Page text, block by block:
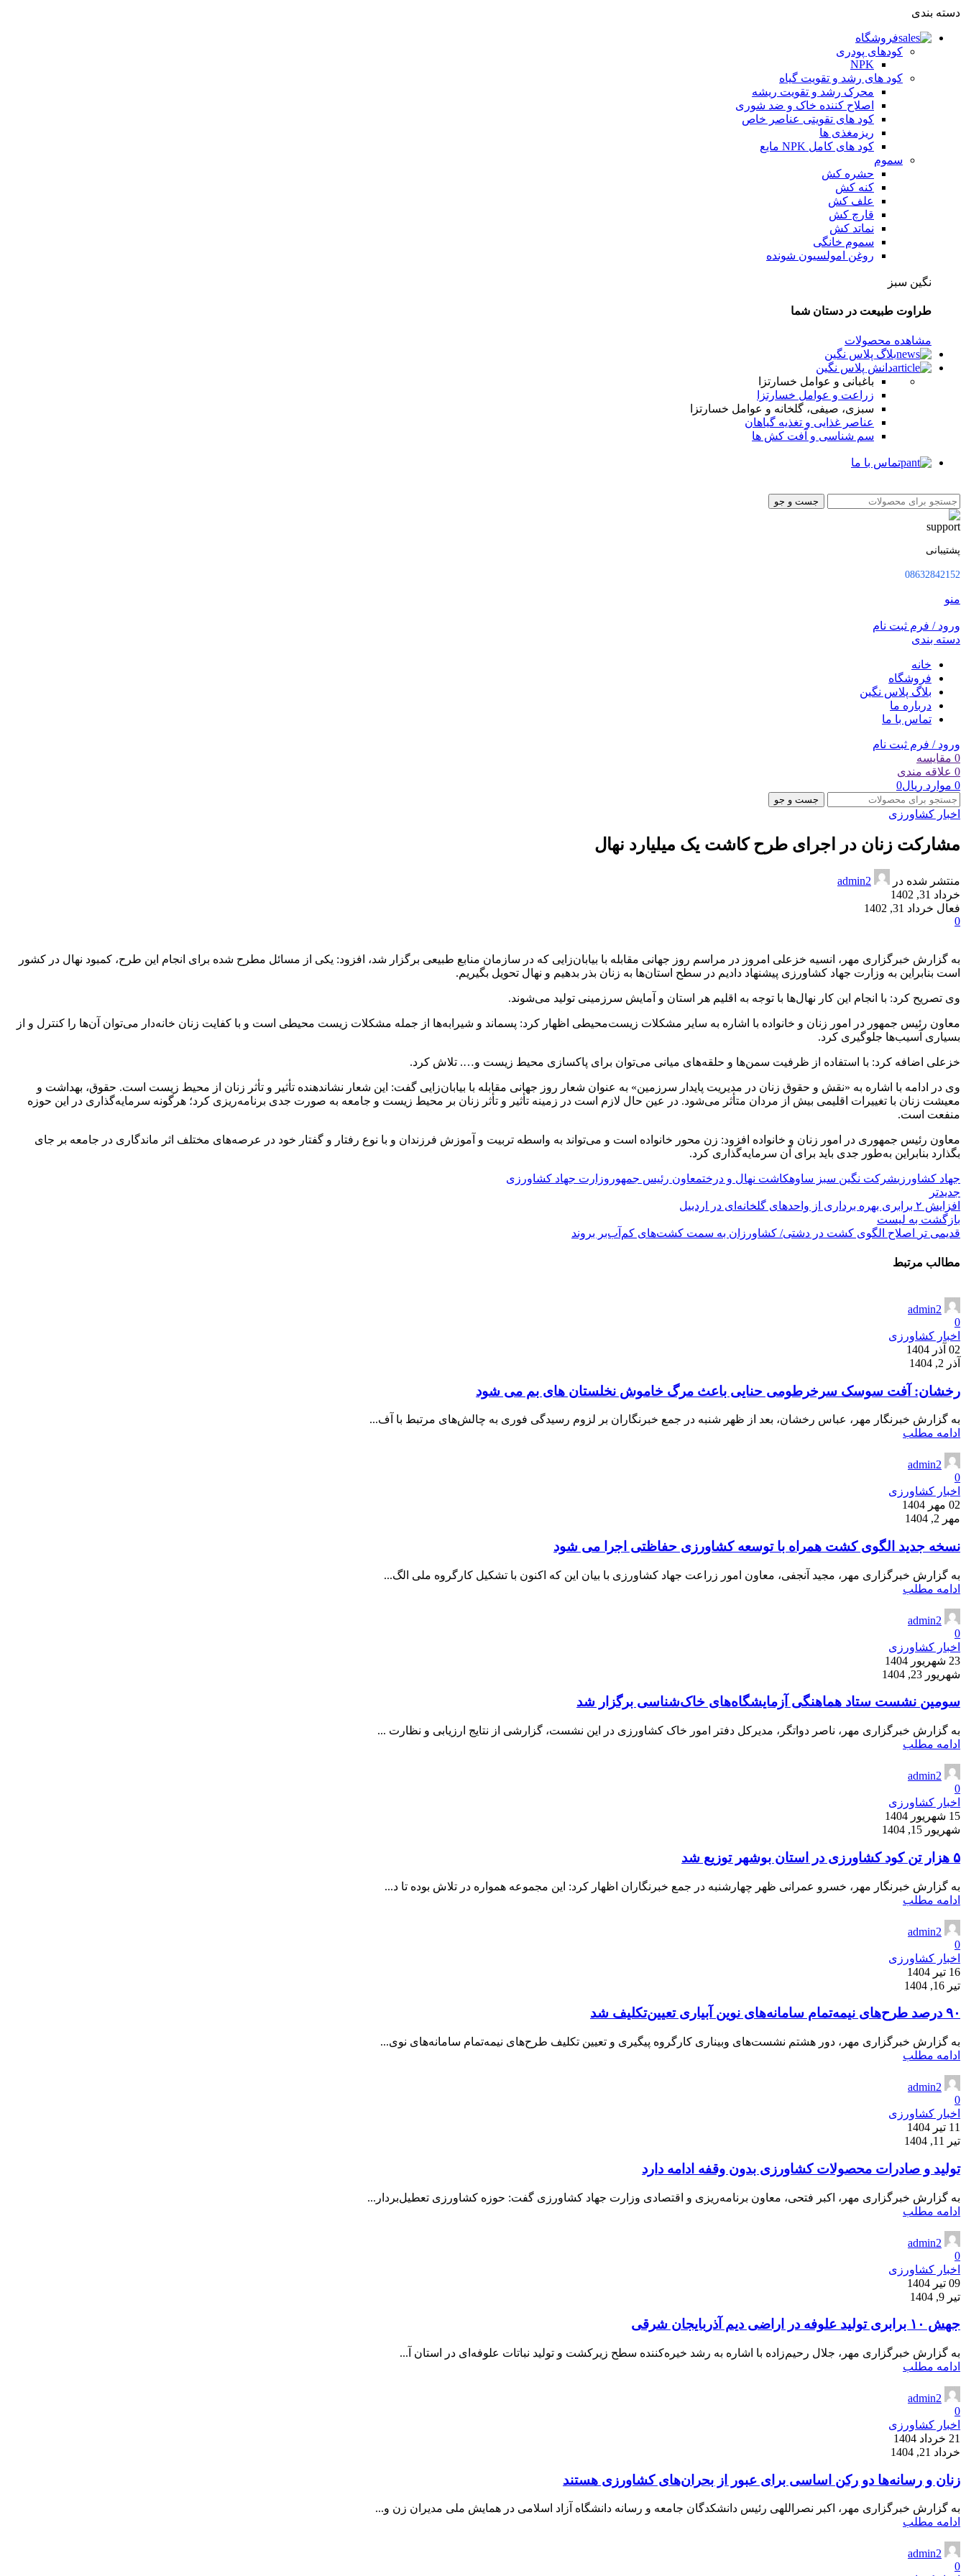
دسته بندی
فروشگاه
کودهای پودری
NPK
کود های رشد و تقویت گیاه
محرک رشد و تقویت ریشه
اصلاح کننده خاک و ضد شوری
کود های تقویتی عناصر خاص
ریزمغذی ها
کود های کامل NPK مایع
سموم
حشره کش
کنه کش
علف کش
قارچ کش
نماتد کش
سموم خانگی
روغن امولسیون شونده
نگین سبز
طراوت طبیعت در دستان شما
مشاهده محصولات
بلاگ پلاس نگین
دانش پلاس نگین
باغبانی و عوامل خسارتزا
زراعت و عوامل خسارتزا
سبزی، صیفی، گلخانه و عوامل خسارتزا
عناصر غذایی و تغذیه گیاهان
سم شناسی و آفت کش ها
تماس با ما
جست و جو
پشتیبانی
08632842152
منو
ورود / فرم ثبت نام
دسته بندی
خانه
فروشگاه
بلاگ پلاس نگین
درباره ما
تماس با ما
ورود / فرم ثبت نام
0 مقایسه
0 علاقه مندی
0 موارد ریال0
جست و جو
اخبار کشاورزی
مشارکت زنان در اجرای طرح کاشت یک میلیارد نهال
منتشر شده در
admin2
خرداد 31, 1402
فعال خرداد 31, 1402
0
به گزارش خبرگزاری مهر، انسیه خزعلی امروز در مراسم روز جهانی مقابله با بیابان‌زایی که در سازمان منابع طبیعی برگزار شد، افزود: یکی از مسائل مطرح شده برای انجام این طرح، کمبود نهال در کشور
است بنابراین به وزارت جهاد کشاورزی پیشنهاد دادیم در سطح استان‌ها به زنان بذر بدهیم و نهال تحویل بگیریم.
وی تصریح کرد: با انجام این کار نهال‌ها با توجه به اقلیم هر استان و آمایش سرزمینی تولید می‌شوند.
معاون رئیس جمهور در امور زنان و خانواده با اشاره به سایر مشکلات زیست‌محیطی اظهار کرد: پسماند و شیرابه‌ها از جمله مشکلات زیست محیطی است و با کفایت زنان خانه‌دار می‌توان آن‌ها را کنترل و از
بسیاری آسیب‌ها جلوگیری کرد.
خزعلی اضافه کرد: با استفاده از ظرفیت سمن‌ها و حلقه‌های میانی می‌توان برای پاکسازی محیط زیست و…. تلاش کرد.
وی در ادامه با اشاره به «نقش و حقوق زنان در مدیریت پایدار سرزمین» به عنوان شعار روز جهانی مقابله با بیابان‌زایی گفت: این شعار نشاندهنده تأثیر و تأثر زنان از محیط زیست است. حقوق، بهداشت و
معیشت زنان با تغییرات اقلیمی بیش از مردان متأثر می‌شود. در عین حال لازم است در زمینه تأثیر و تأثر زنان بر محیط زیست و جامعه به صورت جدی برنامه‌ریزی کرد؛ هرگونه سرمایه‌گذاری در این حوزه
منفعت است.
معاون رئیس جمهوری در امور زنان و خانواده افزود: زن محور خانواده است و می‌تواند به واسطه تربیت و آموزش فرزندان و با نوع رفتار و گفتار خود در عرصه‌های مختلف اثر ماندگاری در جامعه بر جای
بگذارد بنابراین به‌طور جدی باید برای آن سرمایه‌گذاری کرد.
جهاد کشاورزیشرکت نگین سبز ساوهکاشت نهال و درختمعاون رئیس جمهور وزارت جهاد کشاورزی
جدیدتر
افزایش ۲ برابری بهره برداری از واحدهای گلخانه‌ای در اردبیل
بازگشت به لیست
قدیمی تر
اصلاح الگوی کشت در دشتی/ کشاورزان به سمت کشت‌های کم‌آب‌بر بروند
مطالب مرتبط
admin2
0
اخبار کشاورزی
02 آذر 1404
آذر 2, 1404
رخشان: آفت سوسک سرخرطومی حنایی باعث مرگ خاموش نخلستان های بم می شود
به گزارش خبرنگار مهر، عباس رخشان، بعد از ظهر شنبه در جمع خبرنگاران بر لزوم رسیدگی فوری به چالش‌های مرتبط با آف...
ادامه مطلب
admin2
0
اخبار کشاورزی
02 مهر 1404
مهر 2, 1404
نسخه جدید الگوی کشت همراه با توسعه کشاورزی حفاظتی اجرا می شود
به گزارش خبرگزاری مهر، مجید آنجفی، معاون امور زراعت جهاد کشاورزی با بیان این که اکنون با تشکیل کارگروه ملی الگ...
ادامه مطلب
admin2
0
اخبار کشاورزی
23 شهریور 1404
شهریور 23, 1404
سومین نشست ستاد هماهنگی آزمایشگاه‌های خاک‌شناسی برگزار شد
به گزارش خبرگزاری مهر، ناصر دواتگر، مدیرکل دفتر امور خاک کشاورزی در این نشست، گزارشی از نتایج ارزیابی و نظارت ...
ادامه مطلب
admin2
0
اخبار کشاورزی
15 شهریور 1404
شهریور 15, 1404
۵ هزار تن کود کشاورزی در استان بوشهر توزیع شد
به گزارش خبرنگار مهر، خسرو عمرانی ظهر چهارشنبه در جمع خبرنگاران اظهار کرد: این مجموعه همواره در تلاش بوده تا د...
ادامه مطلب
admin2
0
اخبار کشاورزی
16 تیر 1404
تیر 16, 1404
۹۰ درصد طرح‌های نیمه‌تمام سامانه‌های نوین آبیاری تعیین‌تکلیف شد
به گزارش خبرگزاری مهر، دور هشتم نشست‌های وبیناری کارگروه پیگیری و تعیین تکلیف طرح‌های نیمه‌تمام سامانه‌های نوی...
ادامه مطلب
admin2
0
اخبار کشاورزی
11 تیر 1404
تیر 11, 1404
تولید و صادرات محصولات کشاورزی بدون وقفه ادامه دارد
به گزارش خبرگزاری مهر، اکبر فتحی، معاون برنامه‌ریزی و اقتصادی وزارت جهاد کشاورزی گفت: حوزه کشاورزی تعطیل‌بردار...
ادامه مطلب
admin2
0
اخبار کشاورزی
09 تیر 1404
تیر 9, 1404
جهش ۱۰ برابری تولید علوفه در اراضی دیم آذربایجان شرقی
به گزارش خبرگزاری مهر، جلال رحیم‌زاده با اشاره به رشد خیره‌کننده سطح زیرکشت و تولید نباتات علوفه‌ای در استان آ...
ادامه مطلب
admin2
0
اخبار کشاورزی
21 خرداد 1404
خرداد 21, 1404
زنان و رسانه‌ها دو رکن اساسی برای عبور از بحران‌های کشاورزی هستند
به گزارش خبرگزاری مهر، اکبر نصراللهی رئیس دانشکدگان جامعه و رسانه دانشگاه آزاد اسلامی در همایش ملی مدیران زن و...
ادامه مطلب
admin2
0